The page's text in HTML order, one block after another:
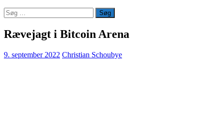
Søg
efter:
Rævejagt i Bitcoin Arena
9. september 2022 Christian Schoubye